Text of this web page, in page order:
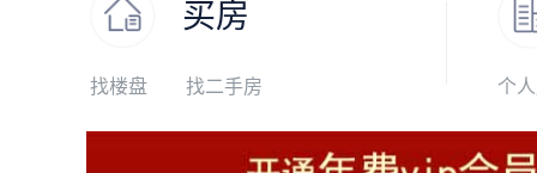
买房
找楼盘 找二手房 个